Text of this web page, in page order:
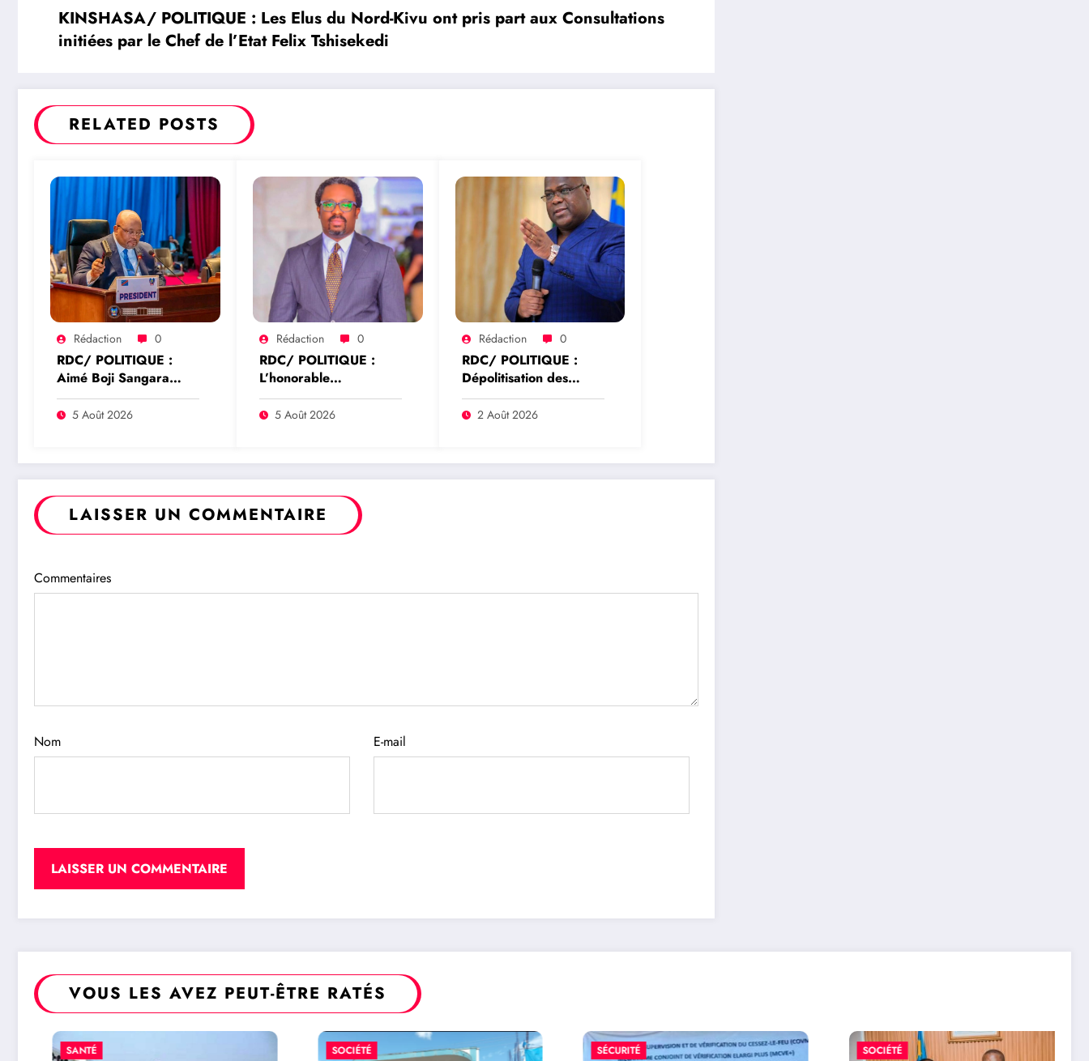
KINSHASA/ POLITIQUE : Les Elus du Nord-Kivu ont pris part aux Consultations
initiées par le Chef de l’Etat Felix Tshisekedi
RELATED POSTS
Rédaction 0
RDC/ POLITIQUE :
Aimé Boji Sangara
plaide pour un tribunal
international afin de
RDC
5 Août 2026
Rédaction 0
RDC/ POLITIQUE :
L’honorable
Namazihana Bachoke
Patrick Baka salue la
l’économie numérique
5 Août 2026
Rédaction 0
RDC/ POLITIQUE :
Dépolitisation des
Entreprises: Les
dirigeants des
concours
2 Août 2026
LAISSER UN COMMENTAIRE
Commentaires
Nom E-mail
VOUS LES AVEZ PEUT-ÊTRE RATÉS
SANTÉ SOCIÉTÉ SÉCURITÉ SOCIÉTÉ